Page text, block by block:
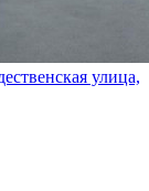
улица,